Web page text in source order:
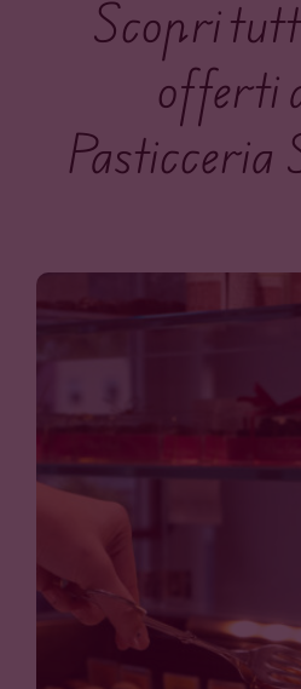
CARRELLO
Scopri
offerti
Pasticceria